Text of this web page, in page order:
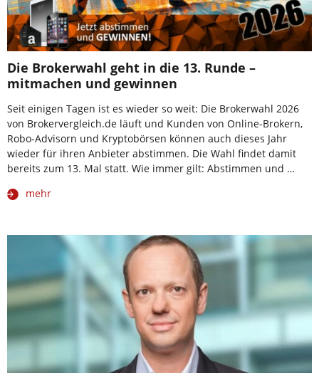
Die Brokerwahl geht in die 13. Runde –
mitmachen und gewinnen
Seit einigen Tagen ist es wieder so weit: Die Brokerwahl 2026
von Brokervergleich.de läuft und Kunden von Online-Brokern,
Robo-Advisorn und Kryptobörsen können auch dieses Jahr
wieder für ihren Anbieter abstimmen. Die Wahl findet damit
bereits zum 13. Mal statt. Wie immer gilt: Abstimmen und …
mehr